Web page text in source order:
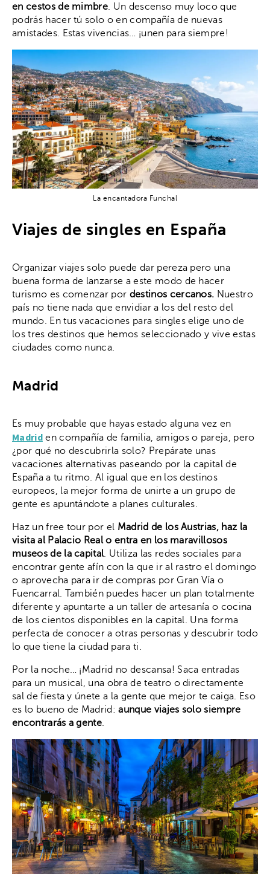
en cestos de mimbre. Un descenso muy loco que
podrás hacer tú solo o en compañía de nuevas
amistades. Estas vivencias… ¡unen para siempre!
La encantadora Funchal
Viajes de singles en España
Organizar viajes solo puede dar pereza pero una
buena forma de lanzarse a este modo de hacer
turismo es comenzar por destinos cercanos. Nuestro
país no tiene nada que envidiar a los del resto del
mundo. En tus vacaciones para singles elige uno de
los tres destinos que hemos seleccionado y vive estas
ciudades como nunca.
Madrid
Es muy probable que hayas estado alguna vez en
Madriden compañía de familia, amigos o pareja, pero
¿por qué no descubrirla solo? Prepárate unas
vacaciones alternativas paseando por la capital de
España a tu ritmo. Al igual que en los destinos
europeos, la mejor forma de unirte a un grupo de
gente es apuntándote a planes culturales.
Haz un free tour por el Madrid de los Austrias, haz la
visita al Palacio Real o entra en los maravillosos
museos de la capital. Utiliza las redes sociales para
encontrar gente afín con la que ir al rastro el domingo
o aprovecha para ir de compras por Gran Vía o
Fuencarral. También puedes hacer un plan totalmente
diferente y apuntarte a un taller de artesanía o cocina
de los cientos disponibles en la capital. Una forma
perfecta de conocer a otras personas y descubrir todo
lo que tiene la ciudad para ti.
Por la noche… ¡Madrid no descansa! Saca entradas
para un musical, una obra de teatro o directamente
sal de fiesta y únete a la gente que mejor te caiga. Eso
es lo bueno de Madrid:aunque viajes solo siempre
encontrarás a gente.